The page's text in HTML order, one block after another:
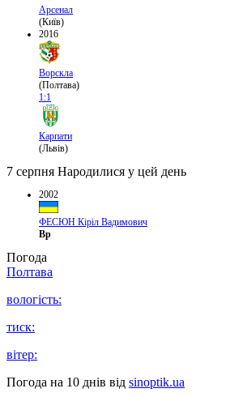
Арсенал
(Київ)
2016
Ворскла
(Полтава)
1:1
Карпати
(Львів)
7 серпня Народилися у цей день
2002
ФЕСЮН Кіріл Вадимович
Вр
Погода
Полтава
вологість:
тиск:
вітер:
Погода на 10 днів від sinoptik.ua